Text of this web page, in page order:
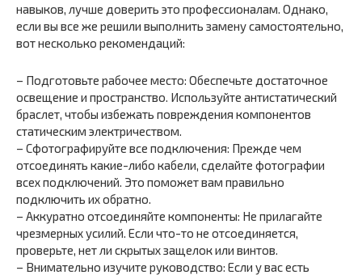
навыков, лучше доверить это профессионалам. Однако,
если вы все же решили выполнить замену самостоятельно,
вот несколько рекомендаций:
– Подготовьте рабочее место: Обеспечьте достаточное
освещение и пространство. Используйте антистатический
браслет, чтобы избежать повреждения компонентов
статическим электричеством.
– Сфотографируйте все подключения: Прежде чем
отсоединять какие-либо кабели, сделайте фотографии
всех подключений. Это поможет вам правильно
подключить их обратно.
– Аккуратно отсоединяйте компоненты: Не прилагайте
чрезмерных усилий. Если что-то не отсоединяется,
проверьте, нет ли скрытых защелок или винтов.
– Внимательно изучите руководство: Если у вас есть